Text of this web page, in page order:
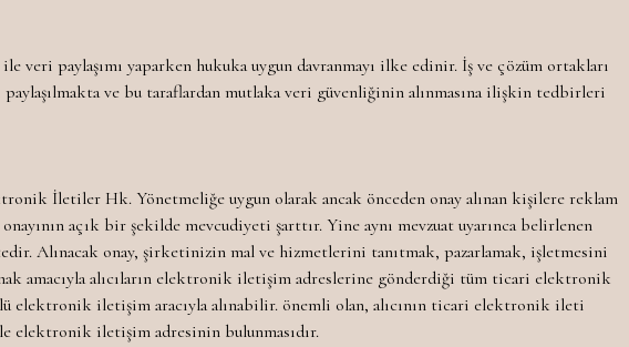
paylaşımı yaparken hukuka uygun davranmayı ilke edinir. İş ve çözüm ortakları
ve bu taraflardan mutlaka veri güvenliğinin alınmasına ilişkin tedbirleri
İletiler Hk. Yönetmeliğe uygun olarak ancak önceden onay alınan kişilere reklam
açık bir şekilde mevcudiyeti şarttır. Yine aynı mevzuat uyarınca belirlenen
Alınacak onay, şirketinizin mal ve hizmetlerini tanıtmak, pazarlamak, işletmesini
amacıyla alıcıların elektronik iletişim adreslerine gönderdiği tüm ticari elektronik
elektronik iletişim aracıyla alınabilir. önemli olan, alıcının ticari elektronik ileti
elektronik iletişim adresinin bulunmasıdır.